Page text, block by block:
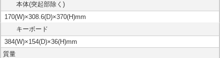
本体(突起部除く)
170(W)×308.6(D)×370(H)mm
キーボード
384(W)×154(D)×36(H)mm
質量